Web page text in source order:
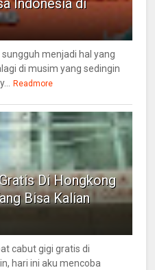
Indonesia di
menjadi hal yang
di musim yang sedingin
Readmore
Di Hongkong
Bisa Kalian
cabut gigi gratis di
hari ini aku mencoba